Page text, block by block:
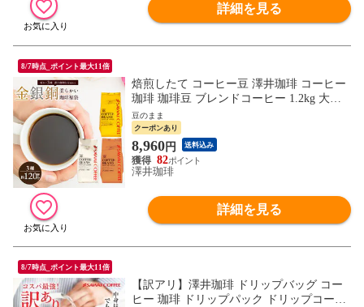
詳細を見る
8/7時点_ポイント最大11倍
焙煎したて コーヒー豆 澤井珈琲 コーヒー
珈琲 珈琲豆 ブレンドコーヒー 1.2kg 大容
量 粉 豆 送料無料 金と銀と銅のブレンド
柔らか味 120杯 分 福袋 【豆のまま】オー
ロブレンド プラタブレンド ブロンセブレ
ンド プレミアム 贅沢 高級 逸品 オーロ プ
ラタ ブロンセ 金銀銅
豆のまま
クーポンあり
8,960円 送料込み
82
澤井珈琲
詳細を見る
8/7時点_ポイント最大11倍
【訳アリ】澤井珈琲 ドリップバッグ コー
ヒー 珈琲 ドリップパック ドリップコーヒ